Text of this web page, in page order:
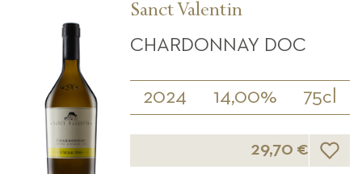
Sanct Valentin
CHARDONNAY DOC
2024 14,00% 75cl
29,70 € Lista